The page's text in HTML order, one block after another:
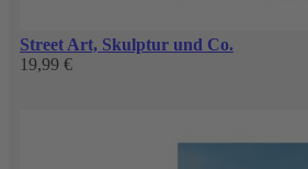
Street Art, Skulptur und Co.
19,99 €